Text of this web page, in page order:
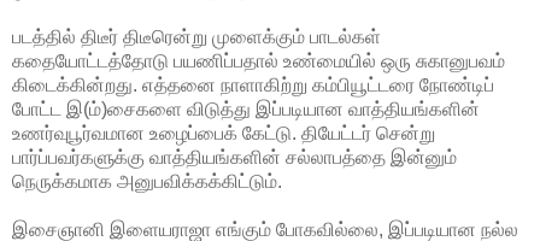
படத்தில் திடீர் திடீரென்று முளைக்கும் பாடல்கள்
கதையோட்டத்தோடு பயணிப்பதால் உண்மையில் ஒரு சுகானுபவம்
கிடைக்கின்றது. எத்தனை நாளாகிற்று கம்பியூட்டரை நோண்டிப்
போட்ட இ(ம்)சைகளை விடுத்து இப்படியான வாத்தியங்களின்
உணர்வுபூர்வமான உழைப்பைக் கேட்டு. தியேட்டர் சென்று
பார்ப்பவர்களுக்கு வாத்தியங்களின் சல்லாபத்தை இன்னும்
நெருக்கமாக அனுபவிக்கக்கிட்டும்.
இசைஞானி இளையராஜா எங்கும் போகவில்லை, இப்படியான நல்ல